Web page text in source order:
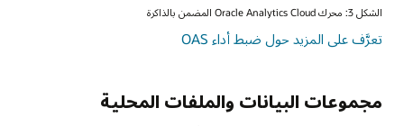
بما
في
بيانات
الشكل 3: محرك Oracle Analytics Cloud المضمن بالذاكرة
تعرض
Analytics،
تعرَّف على المزيد حول ضبط أداء OAS
مجموعات البيانات والملفات المحلية